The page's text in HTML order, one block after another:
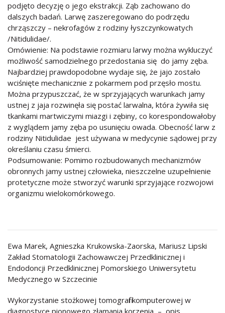
podjęto decyzję o jego ekstrakcji. Ząb zachowano do
dalszych badań. Larwę zaszeregowano do podrzędu
chrząszczy – nekrofagów z rodziny łyszczynkowatych
/Nitidulidae/.
Omówienie: Na podstawie rozmiaru larwy można wykluczyć
możliwość samodzielnego przedostania się do jamy zęba.
Najbardziej prawdopodobne wydaje się, że jajo zostało
wciśnięte mechanicznie z pokarmem pod przęsło mostu.
Można przypuszczać, że w sprzyjających warunkach jamy
ustnej z jaja rozwinęła się postać larwalna, która żywiła się
tkankami martwiczymi miazgi i zębiny, co korespondowałoby
z wyglądem jamy zęba po usunięciu owada. Obecność larw z
rodziny Nitidulidae jest używana w medycynie sądowej przy
określaniu czasu śmierci.
Podsumowanie: Pomimo rozbudowanych mechanizmów
obronnych jamy ustnej człowieka, nieszczelne uzupełnienie
protetyczne może stworzyć warunki sprzyjające rozwojowi
organizmu wielokomórkowego.
Ewa Marek, Agnieszka Krukowska-Zaorska, Mariusz Lipski
Zakład Stomatologii Zachowawczej Przedklinicznej i
Endodoncji Przedklinicznej Pomorskiego Uniwersytetu
Medycznego w Szczecinie
Wykorzystanie stożkowej tomografii komputerowej w
diagnostyce pionowego złamania korzenia – opis